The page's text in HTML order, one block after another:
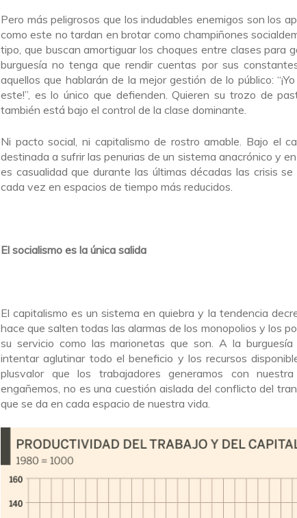
Pero más peligrosos que los indudables enemigos son los
como este no tardan en brotar como champiñones
tipo, que buscan amortiguar los choques entre clases para
burguesía no tenga que rendir cuentas por sus
aquellos que hablarán de la mejor gestión de lo público:
este!”, es lo único que defienden. Quieren su trozo de
también está bajo el control de la clase dominante.
Ni pacto social, ni capitalismo de rostro amable. Bajo el
destinada a sufrir las penurias de un sistema anacrónico y
es casualidad que durante las últimas décadas las crisis
cada vez en espacios de tiempo más reducidos.
El socialismo es la única salida
El capitalismo es un sistema en quiebra y la tendencia
hace que salten todas las alarmas de los monopolios y los
su servicio como las marionetas que son. A la
intentar aglutinar todo el beneficio y los recursos
plusvalor que los trabajadores generamos con
engañemos, no es una cuestión aislada del conflicto del
que se da en cada espacio de nuestra vida.